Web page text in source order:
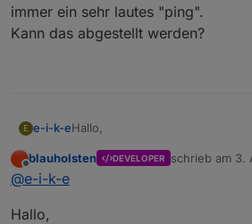
immer ein sehr lautes "ping".
Kann das abgestellt werden?
E e-i-k-eHallo,
ich lasse mir über eine Amazon
Offline
blauholsten DEVELOPER schrieb am 3.
zuletzt editiert
@e-i-k-e
Hallo,